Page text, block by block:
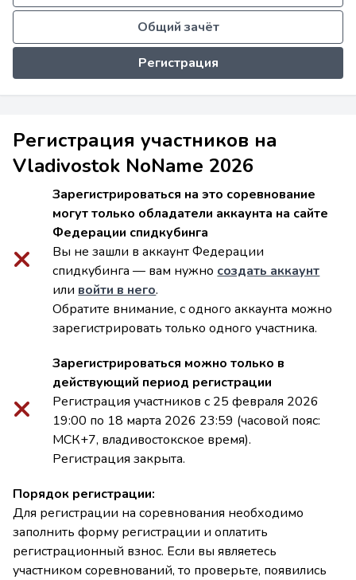
Общий зачёт
Регистрация
Регистрация участников на
Vladivostok NoName 2026
Зарегистрироваться на это соревнование
могут только обладатели аккаунта на сайте
Федерации спидкубинга
Вы не зашли в аккаунт Федерации
спидкубинга — вам нужно создать аккаунт
или войти в него.
Обратите внимание, с одного аккаунта можно
зарегистрировать только одного участника.
Зарегистрироваться можно только в
действующий период регистрации
Регистрация участников с 25 февраля 2026
19:00 по 18 марта 2026 23:59 (часовой пояс:
МСК+7, владивостокское время).
Регистрация закрыта.
Порядок регистрации:
Для регистрации на соревнования необходимо
заполнить форму регистрации и оплатить
регистрационный взнос. Если вы являетесь
участником соревнований, то проверьте, появились